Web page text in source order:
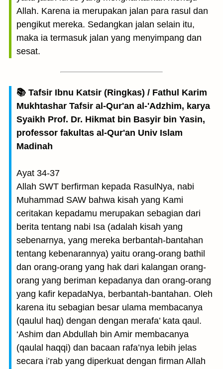
Allah. Karena ia merupakan jalan para rasul dan
pengikut mereka. Sedangkan jalan selain itu,
maka ia termasuk jalan yang menyimpang dan
sesat.
📚 Tafsir Ibnu Katsir (Ringkas) / Fathul Karim
Mukhtashar Tafsir al-Qur'an al-'Adzhim, karya
Syaikh Prof. Dr. Hikmat bin Basyir bin Yasin,
professor fakultas al-Qur'an Univ Islam
Madinah
Ayat 34-37
Allah SWT berfirman kepada RasulNya, nabi
Muhammad SAW bahwa kisah yang Kami
ceritakan kepadamu merupakan sebagian dari
berita tentang nabi Isa (adalah kisah yang
sebenarnya, yang mereka berbantah-bantahan
tentang kebenarannya) yaitu orang-orang bathil
dan orang-orang yang hak dari kalangan orang-
orang yang beriman kepadanya dan orang-orang
yang kafir kepada­Nya, berbantah-bantahan. Oleh
karena itu sebagian besar ulama membacanya
(qaulul haq) dengan dengan merafa’ kata qaul.
‘Ashim dan Abdullah bin Amir membacanya
(qaulal haqqi) dan bacaan rafa’nya lebih jelas
secara i’rab yang diperkuat dengan firman Allah